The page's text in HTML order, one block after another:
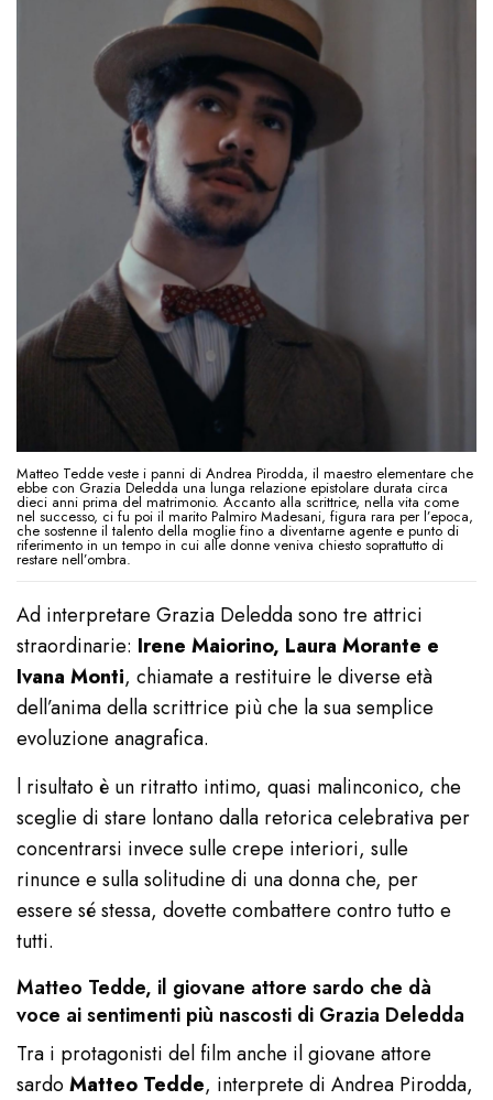
Matteo Tedde veste i panni di Andrea Pirodda, il maestro elementare che
ebbe con Grazia Deledda una lunga relazione epistolare durata circa
dieci anni prima del matrimonio. Accanto alla scrittrice, nella vita come
nel successo, ci fu poi il marito Palmiro Madesani, figura rara per l’epoca,
che sostenne il talento della moglie fino a diventarne agente e punto di
riferimento in un tempo in cui alle donne veniva chiesto soprattutto di
restare nell’ombra.
Ad interpretare Grazia Deledda sono tre attrici
straordinarie: Irene Maiorino, Laura Morante e
Ivana Monti, chiamate a restituire le diverse età
dell’anima della scrittrice più che la sua semplice
evoluzione anagrafica.
l risultato è un ritratto intimo, quasi malinconico, che
sceglie di stare lontano dalla retorica celebrativa per
concentrarsi invece sulle crepe interiori, sulle
rinunce e sulla solitudine di una donna che, per
essere sé stessa, dovette combattere contro tutto e
tutti.
Matteo Tedde, il giovane attore sardo che dà
voce ai sentimenti più nascosti di Grazia Deledda
Tra i protagonisti del film anche il giovane attore
sardoMatteo Tedde, interprete di Andrea Pirodda,